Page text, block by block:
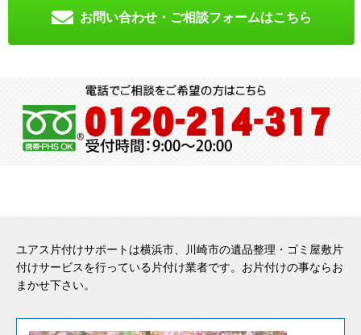
お問い合わせ・ご相談フォームはこちら
ユアス片付けサポートは横浜市、川崎市の遺品整理・ゴミ屋敷片
付けサービスを行っている片付け業者です。お片付けの事ならお
まかせ下さい。